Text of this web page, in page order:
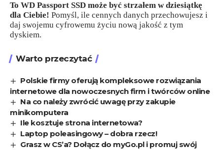
To WD Passport SSD może być strzałem w dziesiątkę
dla Ciebie! Pomyśl, ile cennych danych przechowujesz i
daj swojemu cyfrowemu życiu nową jakość z tym
dyskiem.
Warto przeczytać
Polskie firmy oferują kompleksowe rozwiązania
internetowe dla nowoczesnych firm i twórców online
Na co należy zwrócić uwagę przy zakupie
minikomputera
Ile kosztuje strona internetowa?
Laptop poleasingowy – dobra rzecz!
Grasz w CS’a? Dołącz do myGo.pl i promuj swój